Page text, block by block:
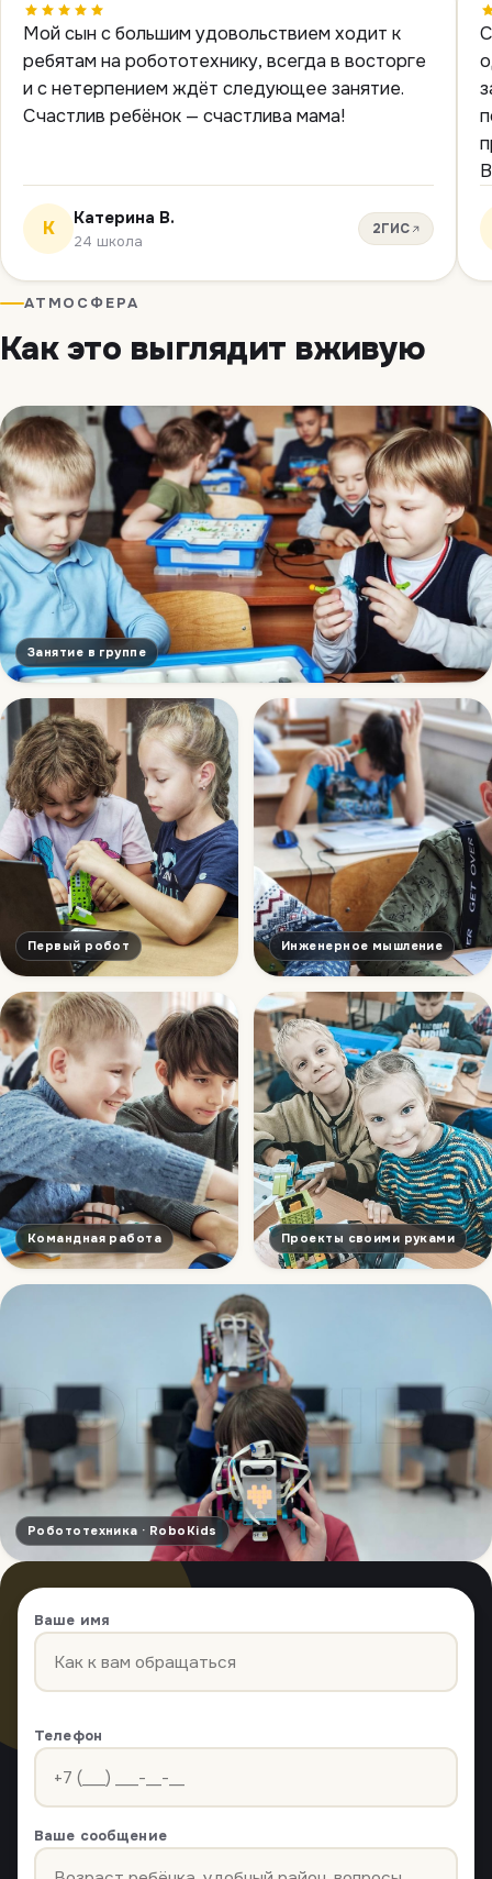
Скидка составляет 10% от стоимости абонемента.
Мой сын с большим удовольствием ходит к
ребятам на робототехнику, всегда в восторге
и с нетерпением ждёт следующее занятие.
Счастлив ребёнок — счастлива мама!
К Катерина В.
24 школа
2ГИС
АТМОСФЕРА
Как это выглядит вживую
Занятие в группе
Первый робот Инженерное мышление
Командная работа Проекты своими руками
Робототехника · RoboKids
Ваше имя
Телефон
Ваше сообщение